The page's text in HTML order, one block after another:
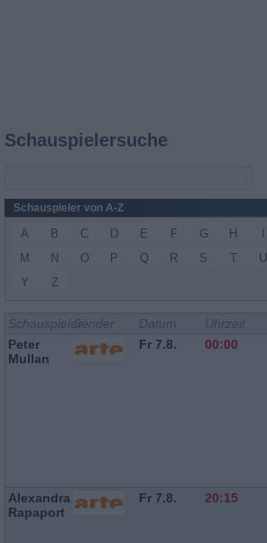
Schauspielersuche
Schauspieler von A-Z
A B C D E F G H
M
N O P Q R S T U
Y
Z
SchauspielerSender Datum Uhrzeit
Peter
Mullan
Fr 7.8. 00:00
Alexandra
Rapaport
Fr 7.8. 20:15